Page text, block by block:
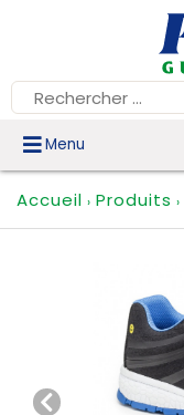
Menu
Accueil › Produits ›